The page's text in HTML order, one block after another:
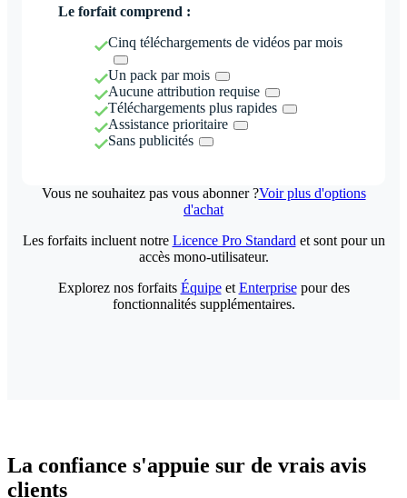
Le forfait comprend :
Cinq téléchargements de vidéos par mois
Un pack par mois
Aucune attribution requise
Téléchargements plus rapides
Assistance prioritaire
Sans publicités
Vous ne souhaitez pas vous abonner ?Voir plus d'options
d'achat
Les forfaits incluent notre Licence Pro Standard et sont pour un
accès mono-utilisateur.
Explorez nos forfaits Équipeet Enterprisepour des
fonctionnalités supplémentaires.
La confiance s'appuie sur de vrais avis
clients